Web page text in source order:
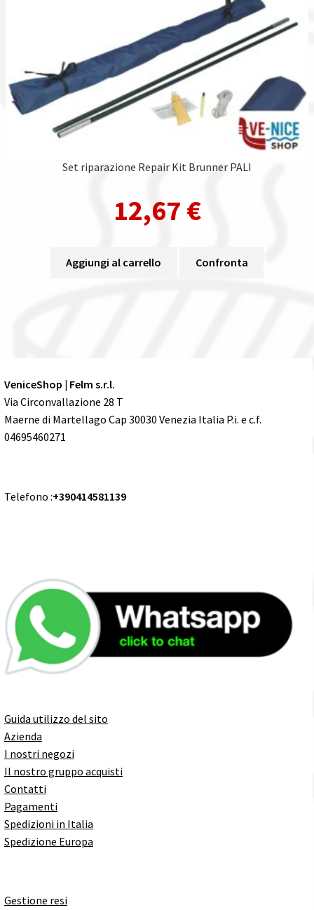
Set riparazione Repair Kit Brunner PALI
12,67 €
Aggiungi al carrello Confronta
VeniceShop | Felm s.r.l.
Via Circonvallazione 28 T
Maerne di Martellago Cap 30030 Venezia Italia P.i. e c.f.
04695460271
Telefono :+390414581139
Guida utilizzo del sito
Azienda
I nostri negozi
Il nostro gruppo acquisti
Contatti
Pagamenti
Spedizioni in Italia
Spedizione Europa
Gestione resi